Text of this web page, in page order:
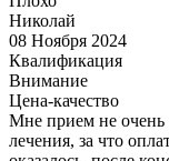
Николай
08 Ноября 2024
Квалификация
Внимание
Цена-качество
Мне прием не очень
лечения, за что